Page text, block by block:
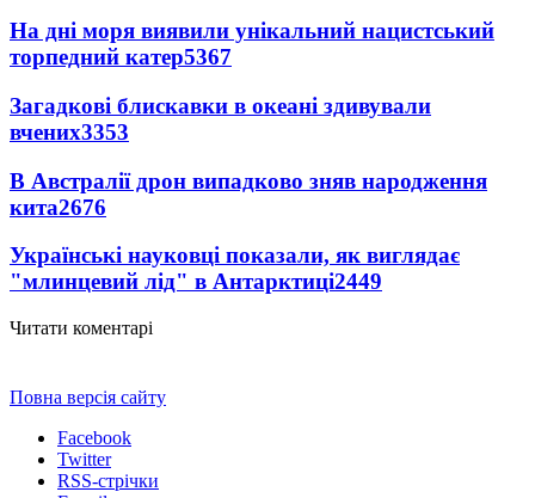
На дні моря виявили унікальний нацистський
торпедний катер5367
Загадкові блискавки в океані здивували
вчених3353
В Австралії дрон випадково зняв народження
кита2676
Українські науковці показали, як виглядає
"млинцевий лід" в Антарктиці2449
Читати коментарі
Повна версія сайту
Facebook
Twitter
RSS-стрічки